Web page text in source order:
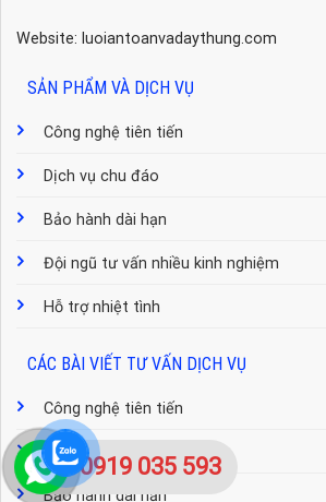
Website: luoiantoanvadaythung.com
SẢN PHẨM VÀ DỊCH VỤ
Công nghệ tiên tiến
Dịch vụ chu đáo
Bảo hành dài hạn
Đội ngũ tư vấn nhiều kinh nghiệm
Hỗ trợ nhiệt tình
CÁC BÀI VIẾT TƯ VẤN DỊCH VỤ
Công nghệ tiên tiến
Dịch vụ chu đáo
Bảo hành dài hạn
0919 035 593